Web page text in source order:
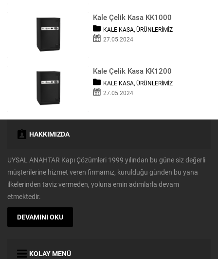
Kale Çelik Kasa KK1000
KALE KASA,ÜRÜNLERIMIZ
27.05.2024
Kale Çelik Kasa KK1200
KALE KASA,ÜRÜNLERIMIZ
27.05.2024
HAKKIMIZDA
UYSAL ANAHTAR Kapı Çözümleri 1999 yılından bu güne siz değerli
müşterilerine hizmet veren firmamız, kurulduğu günden bu yana
ilkelerinden taviz vermeden, yoluna emin adımlarla devam
etmektedir.
DEVAMINI OKU
KOLAY MENÜ